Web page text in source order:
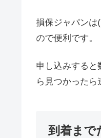
損保ジャパンは
ので便利です。
申し込みすると
ら見つかったら
到着まで